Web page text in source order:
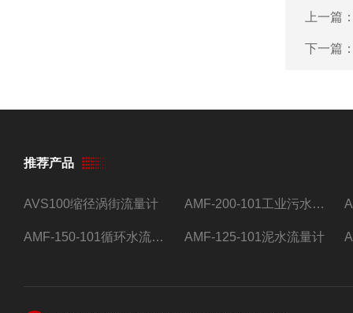
上一篇
下一篇
推荐产品
AVS100缩径涡街流量计 AMF-200-101工业污水流量计
AMF-150-101循环水流量计,电磁流量计 AMF-125-101泥水流量计